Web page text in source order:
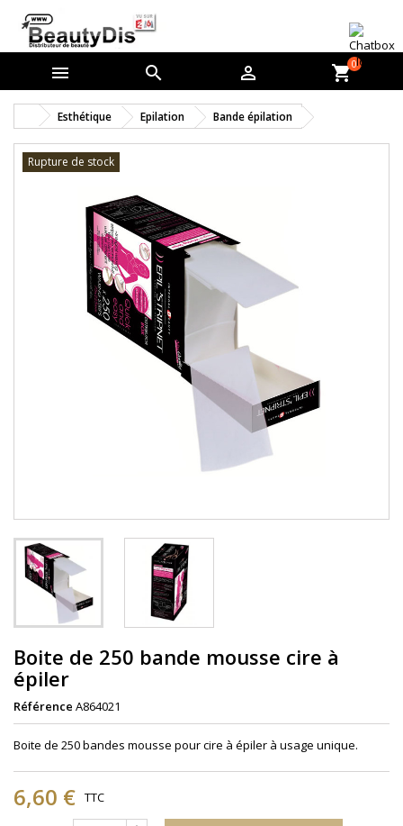
   shopping_cart0
Esthétique Epilation Bande épilation
Rupture de stock
Boite de 250 bande mousse cire à
épiler
Référence A864021
Boite de 250 bandes mousse pour cire à épiler à usage unique.
6,60 € TTC